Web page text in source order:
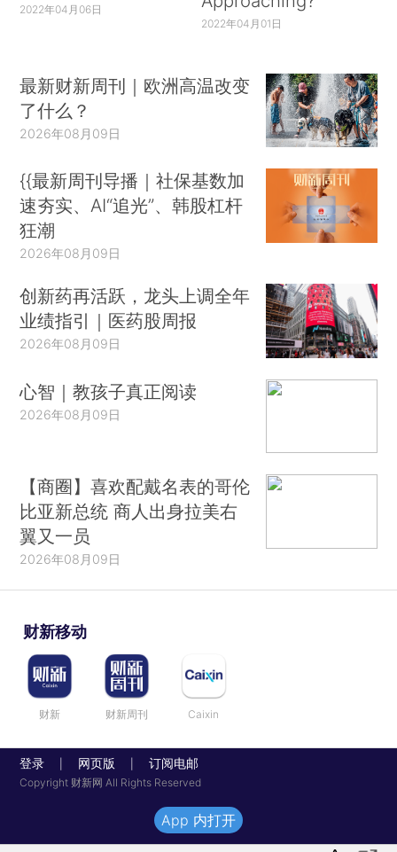
2022年04月06日
2022年04月01日
最新财新周刊｜欧洲高温改变
了什么？
2026年08月09日
{{最新周刊导播｜社保基数加
速夯实、AI“追光”、韩股杠杆
狂潮
2026年08月09日
创新药再活跃，龙头上调全年
业绩指引｜医药股周报
2026年08月09日
心智｜教孩子真正阅读
2026年08月09日
【商圈】喜欢配戴名表的哥伦
比亚新总统 商人出身拉美右
翼又一员
2026年08月09日
财新移动
财新 财新周刊 Caixin
登录 网页版 订阅电邮
Copyright 财新网 All Rights Reserved
App 内打开